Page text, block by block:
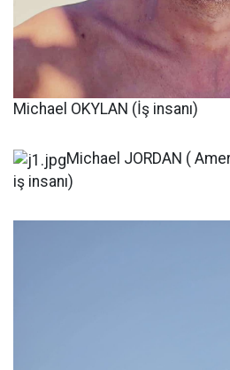
Michael OKYLAN (İş insanı)
Michael JORDAN (
iş insanı)